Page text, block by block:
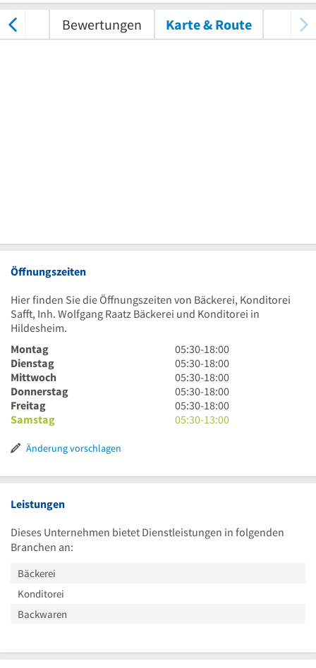
Bewertungen Karte & Route
Öffnungszeiten
Hier finden Sie die Öffnungszeiten von Bäckerei, Konditorei
Safft, Inh. Wolfgang Raatz Bäckerei und Konditorei in
Hildesheim.
Montag
5
Uhr
30
bis
18
Uhr
05:30-18:00
Dienstag
5
Uhr
30
bis
18
05:30-18:00
Mittwoch
5
Uhr
30
bis
05:30-18:00
Donnerstag
5
Uhr
30
05:30-18:00
Freitag
5
Uhr
Uhr
05:30-18:00
Samstag
5
13
05:30-13:00
Änderung vorschlagen
Leistungen
Dieses Unternehmen bietet Dienstleistungen in folgenden
Branchen an:
Bäckerei
Konditorei
Backwaren